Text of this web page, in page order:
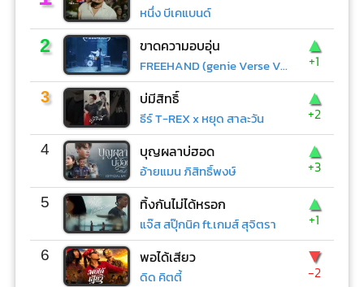
หนึ่ง บีเคแบนด์
2 ขาดความอบอุ่น
FREEHAND (genie Verse Vol.1)
▲
+1
3 บ่มีสิทธิ์
ธีร์ T-REX x หยุด สาละวัน
▲
+2
4 บุญผลาบ่ฮอด
อ้ายแมน ภิสิทธิ์พงษ์
▲
+3
5 ทิ้งกันไม่ได้หรอก
แจ๊ส สปุ๊กนิค ft.เกมส์ สุจิตรา
▲
+1
6 พอได้เสียว
ดิด คิตตี้
▼
-2